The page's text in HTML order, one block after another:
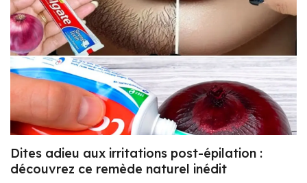
Dites adieu aux irritations post-épilation :
découvrez ce remède naturel inédit